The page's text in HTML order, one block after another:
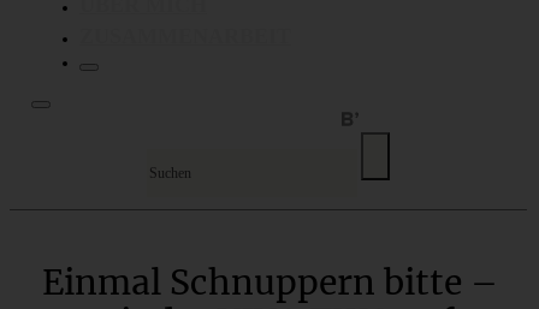
Einmal Schnuppern bitte –